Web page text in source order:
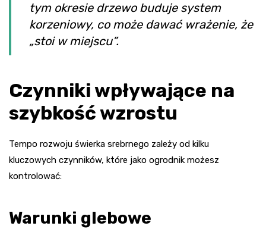
tym okresie drzewo buduje system
korzeniowy, co może dawać wrażenie, że
„stoi w miejscu”.
Czynniki wpływające na
szybkość wzrostu
Tempo rozwoju świerka srebrnego zależy od kilku
kluczowych czynników, które jako ogrodnik możesz
kontrolować:
Warunki glebowe